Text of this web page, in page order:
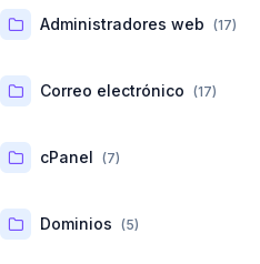
Administradores web (17)
Correo electrónico (17)
cPanel (7)
Dominios (5)